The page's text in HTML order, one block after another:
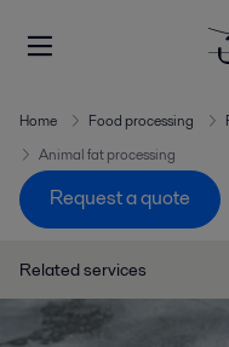
Home Food processing
Animal fat processing
Request a quote
Related services